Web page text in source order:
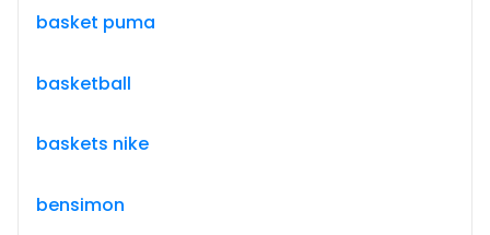
basket puma
basketball
baskets nike
bensimon